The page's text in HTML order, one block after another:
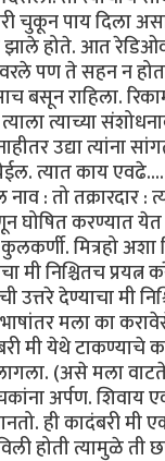
चुकून पाय दिला
झाले होते. आत
पण ते सहन न
बसून राहिला.
त्याच्या
उद्या त्यांना
त्यात काय एवढे....
: तो तक्रारदार
घोषित करण्यात
मित्रहो अशा
मी निश्चितच प्रयत्न
उत्तरे देण्याचा मी
मला का
मी येथे टाकण्याचे
(असे मला
अर्पण. शिवाय
ही कादंबरी मी
होती त्यामुळे